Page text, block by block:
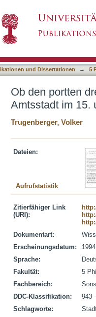
und Dissertationen → 5
Ob den portten
Amtsstadt im 15.
Trugenberger, Volker
Dateien:
Aufrufstatistik
Zitierfähiger Link
(URI):
Dokumentart:
Erscheinungsdatum:
1994
Sprache:
Fakultät:
5
Fachbereich:
DDC-Klassifikation:
943
Schlagworte: